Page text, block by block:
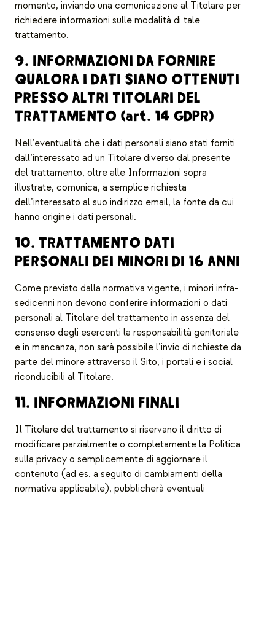
momento, inviando una comunicazione al Titolare per
richiedere informazioni sulle modalità di tale
trattamento.
9. INFORMAZIONI DA FORNIRE
QUALORA I DATI SIANO OTTENUTI
PRESSO ALTRI TITOLARI DEL
TRATTAMENTO (art. 14 GDPR)
Nell’eventualità che i dati personali siano stati forniti
dall’interessato ad un Titolare diverso dal presente
del trattamento, oltre alle Informazioni sopra
illustrate, comunica, a semplice richiesta
dell’interessato al suo indirizzo email, la fonte da cui
hanno origine i dati personali.
10. TRATTAMENTO DATI
PERSONALI DEI MINORI DI 16 ANNI
Come previsto dalla normativa vigente, i minori infra-
sedicenni non devono conferire informazioni o dati
personali al Titolare del trattamento in assenza del
consenso degli esercenti la responsabilità genitoriale
e in mancanza, non sarà possibile l’invio di richieste da
parte del minore attraverso il Sito, i portali e i social
riconducibili al Titolare.
11. INFORMAZIONI FINALI
Il Titolare del trattamento si riservano il diritto di
modificare parzialmente o completamente la Politica
sulla privacy o semplicemente di aggiornare il
contenuto (ad es. a seguito di cambiamenti della
normativa applicabile), pubblicherà eventuali